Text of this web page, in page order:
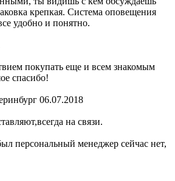
крепкая. Система оповещения
удобно и понятно.
покупать еще и всем знакомым
спасибо!
06.07.2018
на связи.
персональный менеджер сейчас нет,